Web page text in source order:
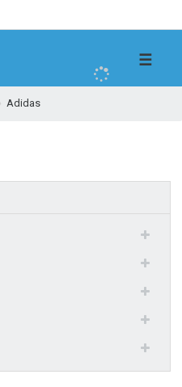
a
☰
Adidas